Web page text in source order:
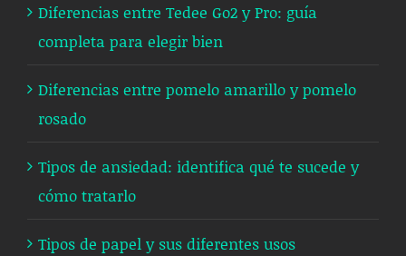
Diferencias entre Tedee Go2 y Pro: guía
completa para elegir bien
Diferencias entre pomelo amarillo y pomelo
rosado
Tipos de ansiedad: identifica qué te sucede y
cómo tratarlo
Tipos de papel y sus diferentes usos